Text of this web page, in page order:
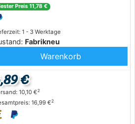
1 - 3 Werktage
Fabrikneu
Preis 11,78 €
Warenkorb
€
10,10 €2
16,99 €2